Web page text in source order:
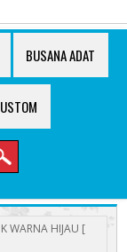
BUSANA ADAT
WARNA HIJAU [